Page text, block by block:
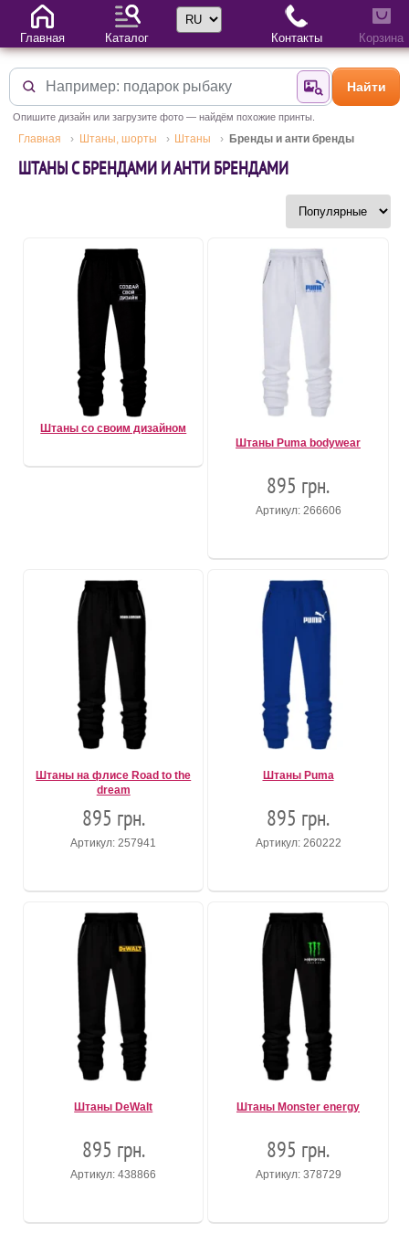
Найти поНайти
Опишите дизайн или загрузите фото — найдём похожие принты.
Главная Штаны, шорты Штаны Бренды и анти бренды
ШТАНЫ С БРЕНДАМИ И АНТИ БРЕНДАМИ
Штаны со своим дизайном
Штаны Puma bodywear
895 грн.
Артикул: 266606
Штаны на флисе Road to the
dream
895 грн.
Артикул: 257941
Штаны Puma
895 грн.
Артикул: 260222
Штаны DeWalt
895 грн.
Артикул: 438866
Штаны Monster energy
895 грн.
Артикул: 378729
Главная Каталог
Выбор языка
Контакты Корзина